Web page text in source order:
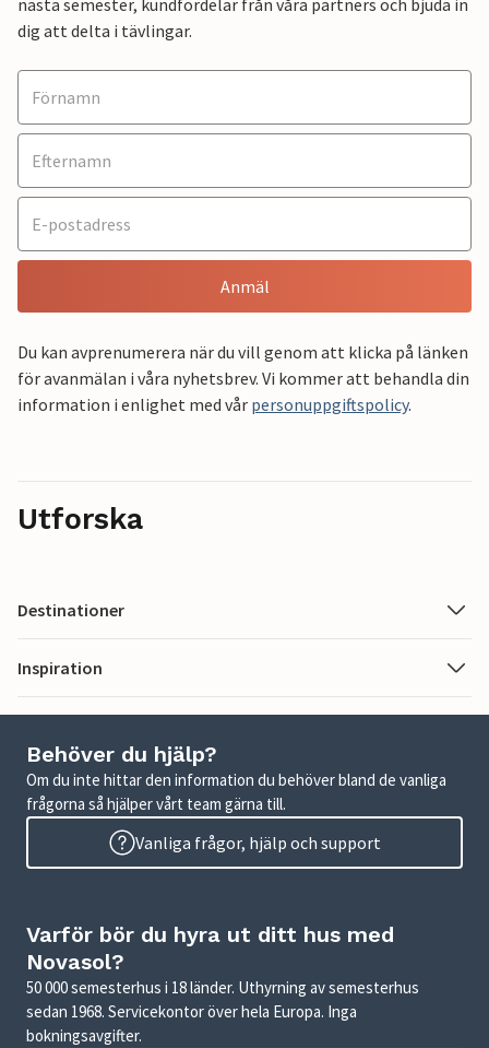
nästa semester, kundfördelar från våra partners och bjuda in
dig att delta i tävlingar.
Anmäl
Du kan avprenumerera när du vill genom att klicka på länken
för avanmälan i våra nyhetsbrev. Vi kommer att behandla din
information i enlighet med vår personuppgiftspolicy.
Utforska
Destinationer
Inspiration
Behöver du hjälp?
Om du inte hittar den information du behöver bland de vanliga
frågorna så hjälper vårt team gärna till.
Vanliga frågor, hjälp och support
Varför bör du hyra ut ditt hus med
Novasol?
50 000 semesterhus i 18 länder. Uthyrning av semesterhus
sedan 1968. Servicekontor över hela Europa. Inga
bokningsavgifter.